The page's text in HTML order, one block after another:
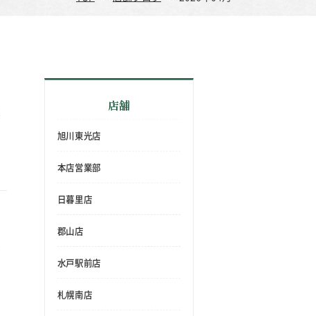
店舗
旭川東光店
本店営業部
日暮里店
郡山店
水戸駅前店
札幌南店